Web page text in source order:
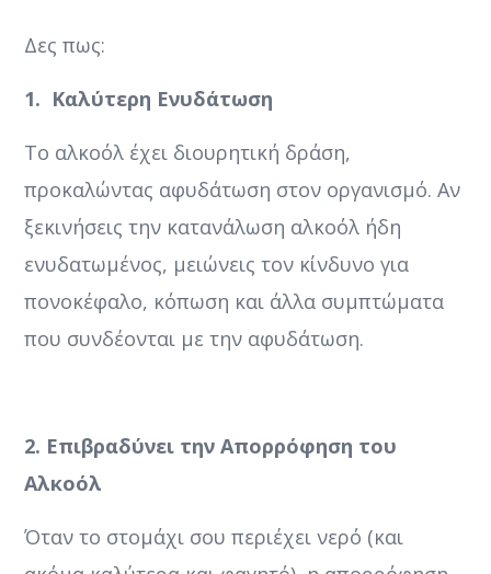
Δες πως:
1. Καλύτερη Ενυδάτωση
Το αλκοόλ έχει διουρητική δράση,
προκαλώντας αφυδάτωση στον οργανισμό. Αν
ξεκινήσεις την κατανάλωση αλκοόλ ήδη
ενυδατωμένος, μειώνεις τον κίνδυνο για
πονοκέφαλο, κόπωση και άλλα συμπτώματα
που συνδέονται με την αφυδάτωση.
2. Επιβραδύνει την Απορρόφηση του
Αλκοόλ
Όταν το στομάχι σου περιέχει νερό (και